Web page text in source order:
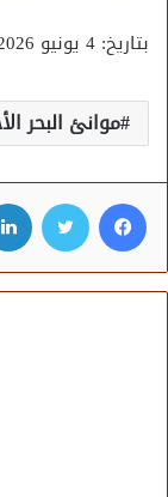
بتاريخ: 4 يونيو 2026
موانئ البحر
فيسبوك تويتر